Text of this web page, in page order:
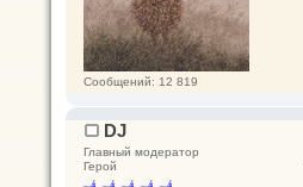
Сообщений: 12 819
DJ
Главный модератор
Герой